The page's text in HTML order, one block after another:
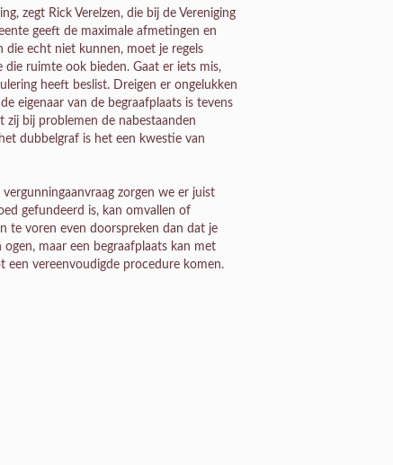
zegt Rick Verelzen, die bij de Vereniging
geeft de maximale afmetingen en
die echt niet kunnen, moet je regels
ruimte ook bieden. Gaat er iets mis,
heeft beslist. Dreigen er ongelukken
eigenaar van de begraafplaats is tevens
zij bij problemen de nabestaanden
dubbelgraf is het een kwestie van
zorgen we er juist
gefundeerd is, kan omvallen of
te voren even doorspreken dan dat je
maar een begraafplaats kan met
een vereenvoudigde procedure komen.